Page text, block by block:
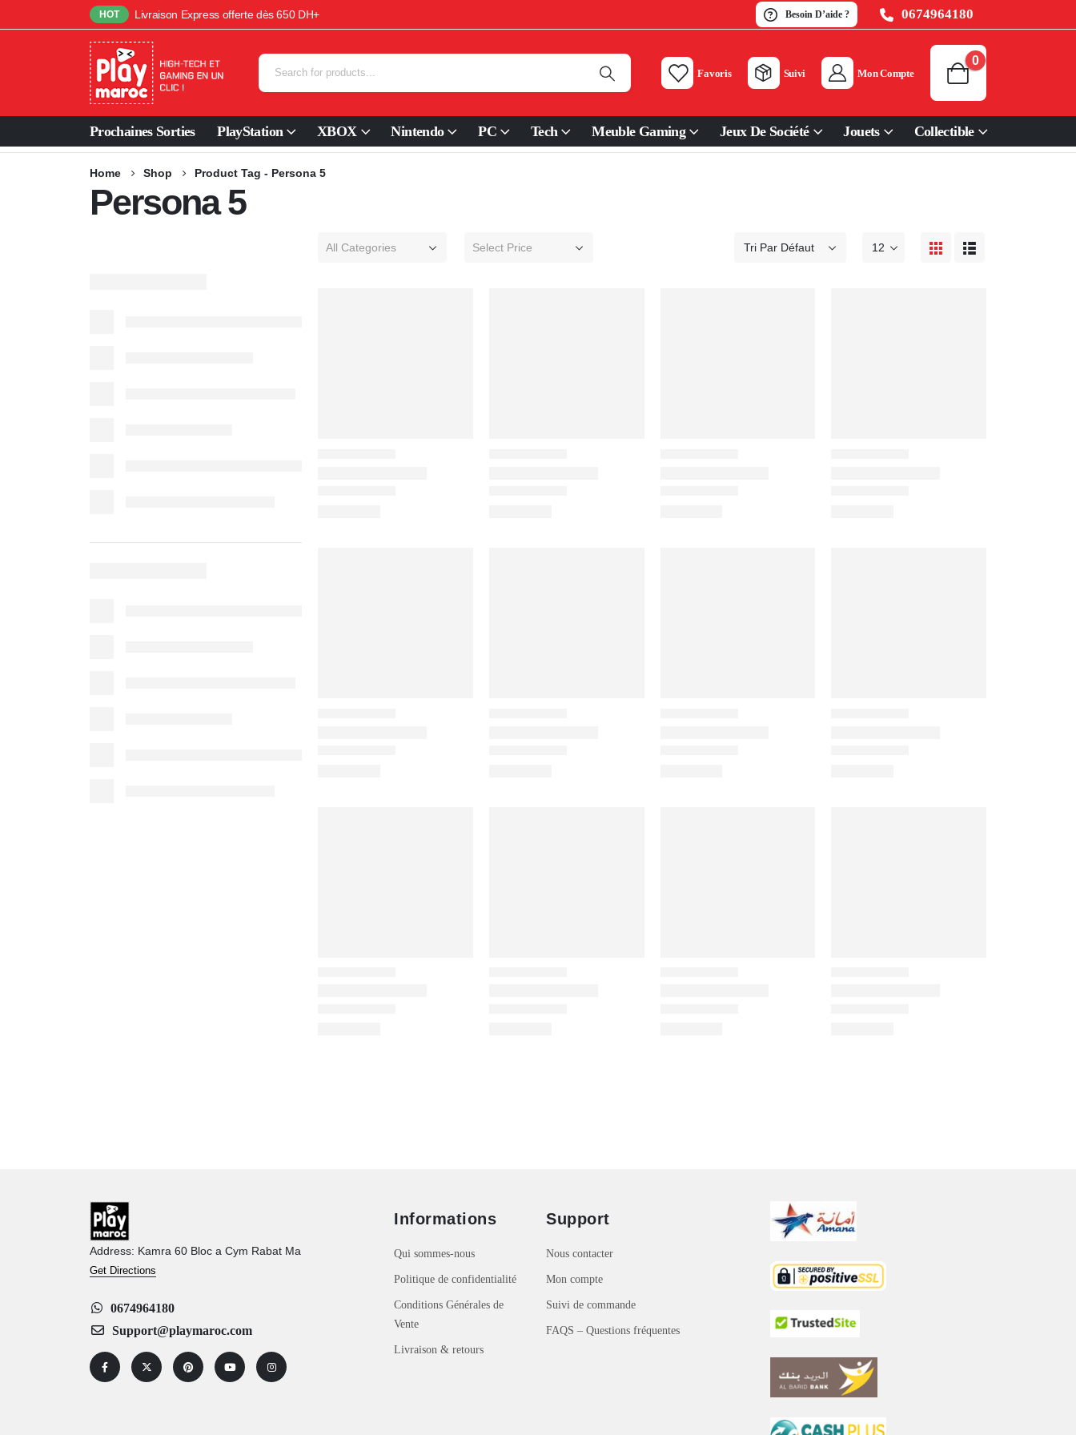
HOT Livraison Express offerte dès 650 DH+ Besoin D’aide ? 0674964180
Favoris Suivi Mon Compte
0
Prochaines Sorties PlayStation XBOX Nintendo PC Tech Meuble Gaming Jeux De Société Jouets Collectible
Home Shop Product Tag - Persona 5
Persona 5
All Categories Select Price
Address: Kamra 60 Bloc a Cym Rabat Ma
Get Directions
0674964180
Support@playmaroc.com
Informations
Qui sommes-nous
Politique de confidentialité
Conditions Générales de
Vente
Livraison & retours
Support
Nous contacter
Mon compte
Suivi de commande
FAQS – Questions fréquentes